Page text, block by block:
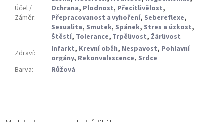
Účel /
Záměr:
Ochrana, Plodnost, Přecitlivělost,
Přepracovanost a vyhoření, Sebereflexe,
Sexualita, Smutek, Spánek, Stres a úzkost,
Štěstí, Tolerance, Trpělivost, Žárlivost
Zdraví: Infarkt, Krevní oběh, Nespavost, Pohlavní
orgány, Rekonvalescence, Srdce
Barva: Růžová